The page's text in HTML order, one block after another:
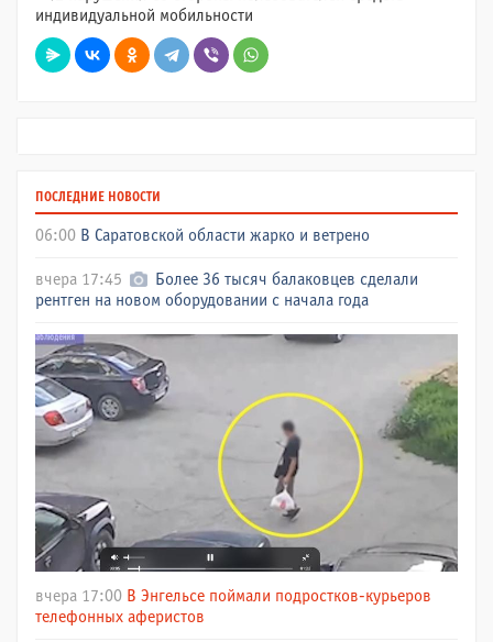
индивидуальной мобильности
ПОСЛЕДНИЕ НОВОСТИ
06:00 В Саратовской области жарко и ветрено
вчера 17:45
Более 36 тысяч балаковцев сделали
рентген на новом оборудовании с начала года
вчера 17:00 В Энгельсе поймали подростков-курьеров
телефонных аферистов